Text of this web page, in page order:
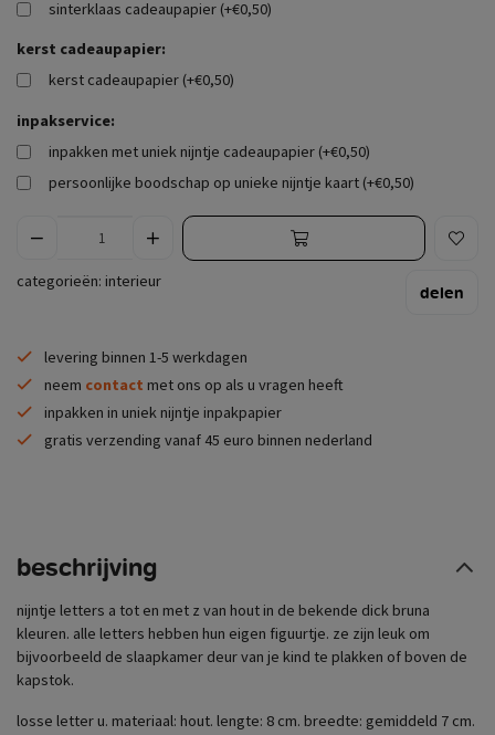
sinterklaas cadeaupapier (+€0,50)
kerst cadeaupapier:
kerst cadeaupapier (+€0,50)
inpakservice:
inpakken met uniek nijntje cadeaupapier (+€0,50)
persoonlijke boodschap op unieke nijntje kaart (+€0,50)
categorieën: interieur
delen
levering binnen 1-5 werkdagen
neem contact met ons op als u vragen heeft
inpakken in uniek nijntje inpakpapier
gratis verzending vanaf 45 euro binnen nederland
beschrijving
nijntje letters a tot en met z van hout in de bekende dick bruna
kleuren. alle letters hebben hun eigen figuurtje. ze zijn leuk om
bijvoorbeeld de slaapkamer deur van je kind te plakken of boven de
kapstok.
losse letter u. materiaal: hout. lengte: 8 cm. breedte: gemiddeld 7 cm.